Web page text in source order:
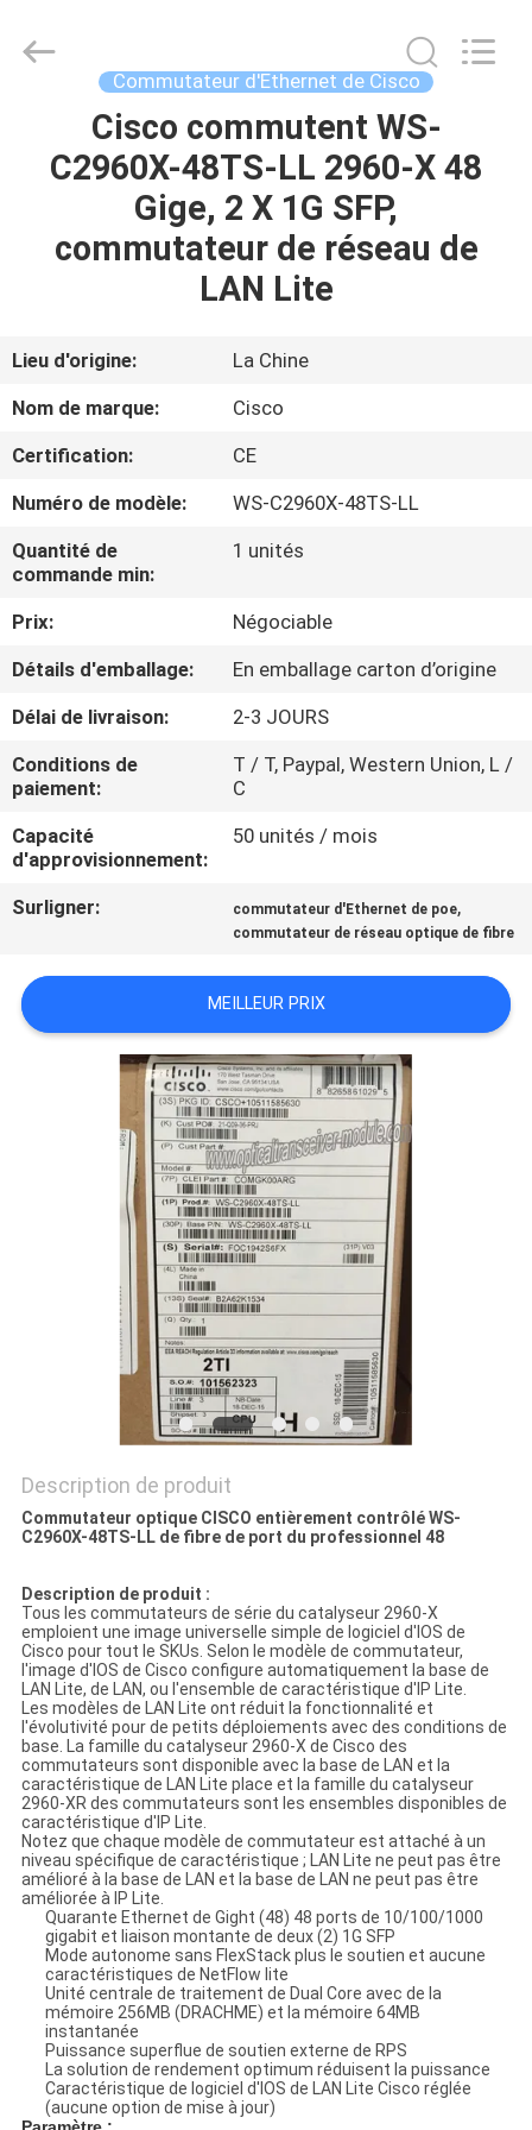
VIDÉOS
PROPOS
DE
NOUS
VISITE
DE
L'USINE
CONTRÔLE
DE
LA
QUALITÉ
NOUS
CONTACTER
NOUVELLES
AFFAIRES
SITEMAP
POLITIQUE
CONFIDENTIALITÉ
Equipment
Commutateur d'Ethernet de Cisco
Cisco commutent WS-
C2960X-48TS-LL 2960-X 48
Gige, 2 X 1G SFP,
commutateur de réseau de
LAN Lite
Lieu d'origine:
La Chine
Nom de marque:
Cisco
Certification:
CE
Numéro de modèle:
WS-C2960X-48TS-LL
Quantité de
commande min:
1 unités
Prix:
Négociable
Détails d'emballage:
En emballage carton d’origine
Délai de livraison:
2-3 JOURS
Conditions de
paiement:
T / T, Paypal, Western Union, L /
C
Capacité
d'approvisionnement:
50 unités / mois
Surligner: commutateur d'Ethernet de poe,
commutateur de réseau optique de fibre
MEILLEUR PRIX
Description de produit
Commutateur optique CISCO entièrement contrôlé WS-
C2960X-48TS-LL de fibre de port du professionnel 48
Description de produit :
Tous les commutateurs de série du catalyseur 2960-X
emploient une image universelle simple de logiciel d'IOS de
Cisco pour tout le SKUs. Selon le modèle de commutateur,
l'image d'IOS de Cisco configure automatiquement la base de
LAN Lite, de LAN, ou l'ensemble de caractéristique d'IP Lite.
Les modèles de LAN Lite ont réduit la fonctionnalité et
l'évolutivité pour de petits déploiements avec des conditions de
base. La famille du catalyseur 2960-X de Cisco des
commutateurs sont disponible avec la base de LAN et la
caractéristique de LAN Lite place et la famille du catalyseur
2960-XR des commutateurs sont les ensembles disponibles de
caractéristique d'IP Lite.
Notez que chaque modèle de commutateur est attaché à un
niveau spécifique de caractéristique ; LAN Lite ne peut pas être
amélioré à la base de LAN et la base de LAN ne peut pas être
améliorée à IP Lite.
Quarante Ethernet de Gight (48) 48 ports de 10/100/1000
gigabit et liaison montante de deux (2) 1G SFP
Mode autonome sans FlexStack plus le soutien et aucune
caractéristiques de NetFlow lite
Unité centrale de traitement de Dual Core avec de la
mémoire 256MB (DRACHME) et la mémoire 64MB
instantanée
Puissance superflue de soutien externe de RPS
La solution de rendement optimum réduisent la puissance
Caractéristique de logiciel d'IOS de LAN Lite Cisco réglée
(aucune option de mise à jour)